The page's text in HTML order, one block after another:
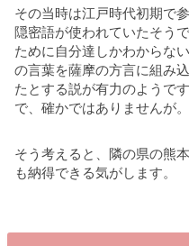
その当時は江戸時代初期で
隠密語が使われていたそう
ために自分達しかわからな
の言葉を薩摩の方言に組み
たとする説が有力のようで
で、確かではありませんが。
そう考えると、隣の県の熊
も納得できる気がします。